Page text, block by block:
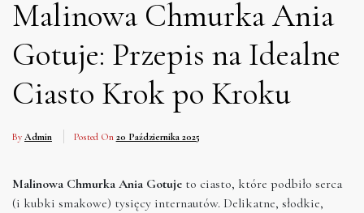
Malinowa Chmurka Ania
Gotuje: Przepis na Idealne
Ciasto Krok po Kroku
By Admin Posted On 20 Października 2025
Malinowa Chmurka Ania Gotuje to ciasto, które podbiło serca
(i kubki smakowe) tysięcy internautów. Delikatne, słodkie,